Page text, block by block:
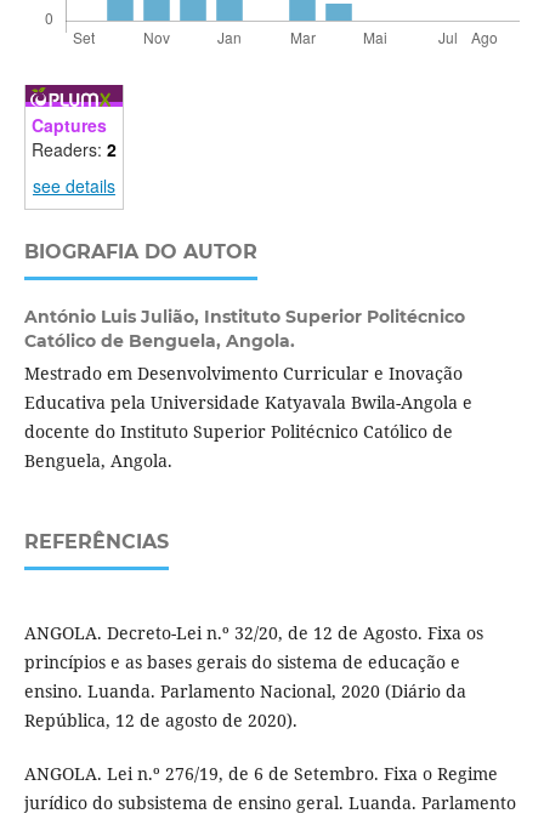
Captures
Readers: 2
see details
BIOGRAFIA DO AUTOR
António Luis Julião, Instituto Superior Politécnico
Católico de Benguela, Angola.
Mestrado em Desenvolvimento Curricular e Inovação
Educativa pela Universidade Katyavala Bwila-Angola e
docente do Instituto Superior Politécnico Católico de
Benguela, Angola.
REFERÊNCIAS
ANGOLA. Decreto-Lei n.º 32/20, de 12 de Agosto. Fixa os
princípios e as bases gerais do sistema de educação e
ensino. Luanda. Parlamento Nacional, 2020 (Diário da
República, 12 de agosto de 2020).
ANGOLA. Lei n.º 276/19, de 6 de Setembro. Fixa o Regime
jurídico do subsistema de ensino geral. Luanda. Parlamento